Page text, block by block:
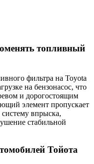
топливный
фильтра на Toyota
на бензонасос, что
и дорогостоящим
элемент пропускает
впрыска,
стабильной
Тойота